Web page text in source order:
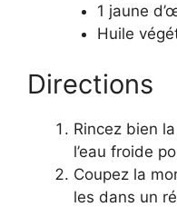
1 jaune
Huile
Directions
Rincez bien
l’eau froide
Coupez la
les dans un